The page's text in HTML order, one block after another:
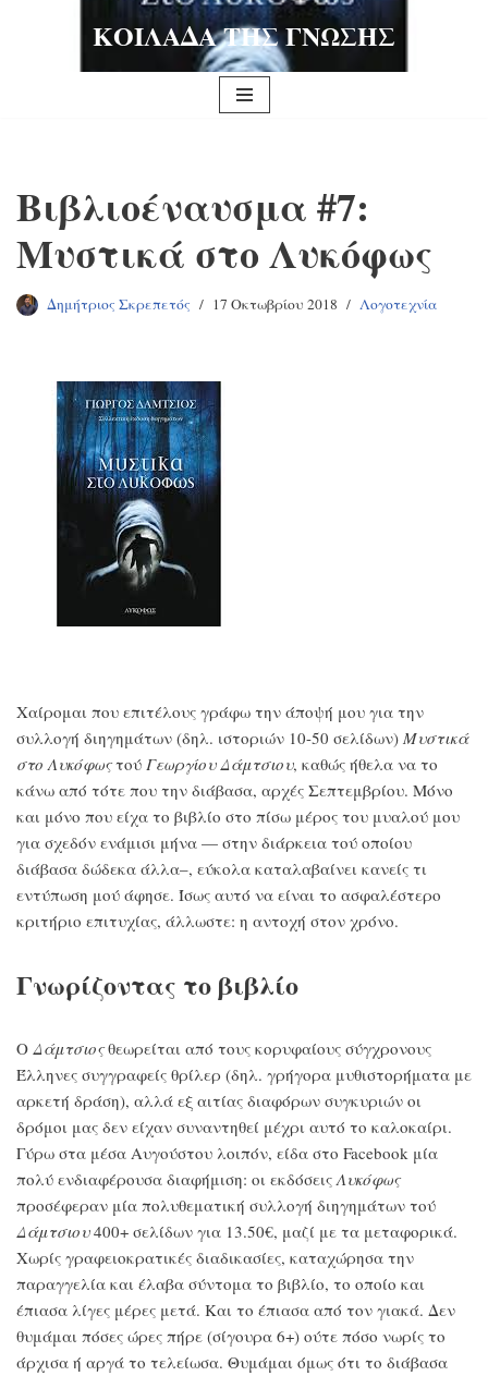
ΚΟΙΛΑΔΑ ΤΗΣ ΓΝΩΣΗΣ
Βιβλιοέναυσμα #7:
Μυστικά στο Λυκόφως
Δημήτριος Σκρεπετός 17 Οκτωβρίου 2018 Λογοτεχνία
Χαίρομαι που επιτέλους γράφω την άποψή μου για την
συλλογή διηγημάτων (δηλ. ιστοριών 10-50 σελίδων) Μυστικά
στο Λυκόφωςτού Γεωργίου Δάμτσιου, καθώς ήθελα να το
κάνω από τότε που την διάβασα, αρχές Σεπτεμβρίου. Μόνο
και μόνο που είχα το βιβλίο στο πίσω μέρος του μυαλού μου
για σχεδόν ενάμισι μήνα — στην διάρκεια τού οποίου
διάβασα δώδεκα άλλα–, εύκολα καταλαβαίνει κανείς τι
εντύπωση μού άφησε. Ίσως αυτό να είναι το ασφαλέστερο
κριτήριο επιτυχίας, άλλωστε: η αντοχή στον χρόνο.
Γνωρίζοντας το βιβλίο
Ο Δάμτσιοςθεωρείται από τους κορυφαίους σύγχρονους
Έλληνες συγγραφείς θρίλερ (δηλ. γρήγορα μυθιστορήματα με
αρκετή δράση), αλλά εξ αιτίας διαφόρων συγκυριών οι
δρόμοι μας δεν είχαν συναντηθεί μέχρι αυτό το καλοκαίρι.
Γύρω στα μέσα Αυγούστου λοιπόν, είδα στο Facebook μία
πολύ ενδιαφέρουσα διαφήμιση: οι εκδόσειςΛυκόφως
προσέφεραν μία πολυθεματική συλλογή διηγημάτων τού
Δάμτσιου400+ σελίδων για 13.50€, μαζί με τα μεταφορικά.
Χωρίς γραφειοκρατικές διαδικασίες, καταχώρησα την
παραγγελία και έλαβα σύντομα το βιβλίο, το οποίο και
έπιασα λίγες μέρες μετά. Και το έπιασα από τον γιακά. Δεν
θυμάμαι πόσες ώρες πήρε (σίγουρα 6+) ούτε πόσο νωρίς το
άρχισα ή αργά το τελείωσα. Θυμάμαι όμως ότι το διάβασα